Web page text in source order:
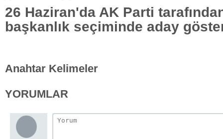
26 Haziran'da AK Parti
başkanlık seçiminde aday
Anahtar Kelimeler
YORUMLAR